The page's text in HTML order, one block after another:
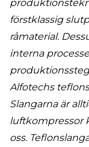
förstklassig
råmaterial.
interna
Alfotechs
Slangarna är
luftkompressor
oss.